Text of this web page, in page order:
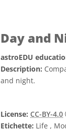
Day and
astroEDU
Description:
and night.
License: CC-BY-4.0
Etichette: Life ,